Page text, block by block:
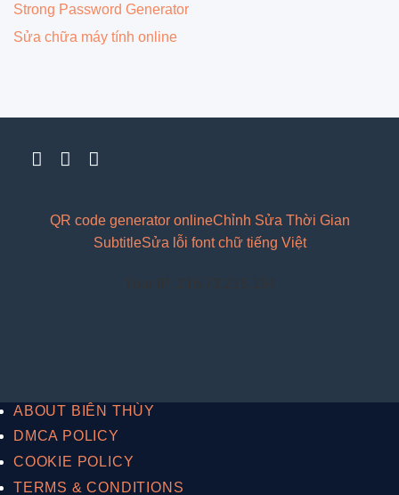
Strong Password Generator
Sửa chữa máy tính online
QR code generator onlineChỉnh Sửa Thời Gian
SubtitleSửa lỗi font chữ tiếng Việt
ABOUT BIÊN THÙY
DMCA POLICY
COOKIE POLICY
TERMS & CONDITIONS